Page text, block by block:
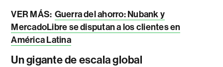
VER MÁS: Guerra del ahorro: Nubank y
MercadoLibre se disputan a los clientes en
América Latina
Un gigante de escala global